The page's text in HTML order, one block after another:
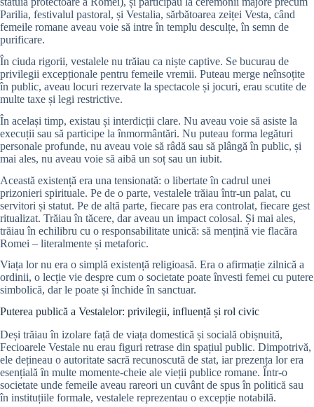
Parilia, festivalul pastoral, și Vestalia, sărbătoarea zeiței Vesta, când
femeile romane aveau voie să intre în templu desculțe, în semn de
purificare.
În ciuda rigorii, vestalele nu trăiau ca niște captive. Se bucurau de
privilegii excepționale pentru femeile vremii. Puteau merge neînsoțite
în public, aveau locuri rezervate la spectacole și jocuri, erau scutite de
multe taxe și legi restrictive.
În același timp, existau și interdicții clare. Nu aveau voie să asiste la
execuții sau să participe la înmormântări. Nu puteau forma legături
personale profunde, nu aveau voie să râdă sau să plângă în public, și
mai ales, nu aveau voie să aibă un soț sau un iubit.
Această existență era una tensionată: o libertate în cadrul unei
prizonieri spirituale. Pe de o parte, vestalele trăiau într-un palat, cu
servitori și statut. Pe de altă parte, fiecare pas era controlat, fiecare gest
ritualizat. Trăiau în tăcere, dar aveau un impact colosal. Și mai ales,
trăiau în echilibru cu o responsabilitate unică: să mențină vie flacăra
Romei – literalmente și metaforic.
Viața lor nu era o simplă existență religioasă. Era o afirmație zilnică a
ordinii, o lecție vie despre cum o societate poate învesti femei cu putere
simbolică, dar le poate și închide în sanctuar.
Puterea publică a Vestalelor: privilegii, influență și rol civic
Deși trăiau în izolare față de viața domestică și socială obișnuită,
Fecioarele Vestale nu erau figuri retrase din spațiul public. Dimpotrivă,
ele dețineau o autoritate sacră recunoscută de stat, iar prezența lor era
esențială în multe momente-cheie ale vieții publice romane. Într-o
societate unde femeile aveau rareori un cuvânt de spus în politică sau
în instituțiile formale, vestalele reprezentau o excepție notabilă.